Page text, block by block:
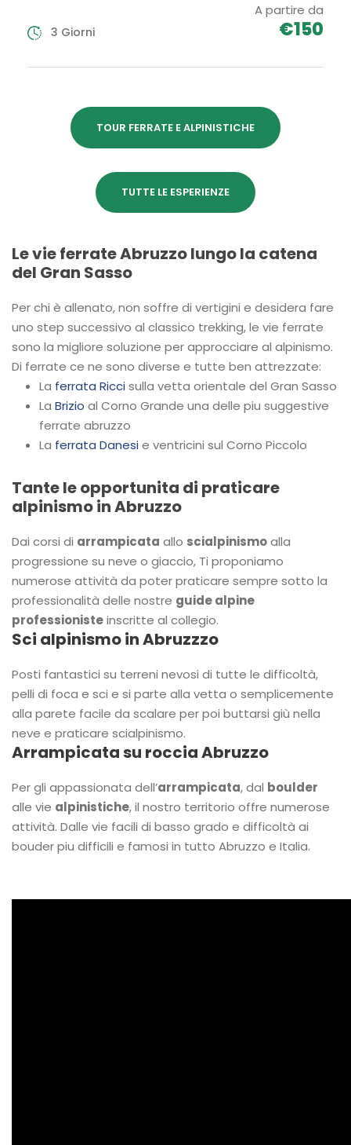
A partire da
€150
3 Giorni
TOUR FERRATE E ALPINISTICHE
TUTTE LE ESPERIENZE
Le vie ferrate Abruzzo lungo la catena
del Gran Sasso
Per chi è allenato, non soffre di vertigini e desidera fare
uno step successivo al classico trekking, le vie ferrate
sono la migliore soluzione per approcciare al alpinismo.
Di ferrate ce ne sono diverse e tutte ben attrezzate:
La ferrata Riccisulla vetta orientale del Gran Sasso
La Brizio al Corno Grande una delle piu suggestive
ferrate abruzzo
La ferrata Danesie ventricini sul Corno Piccolo
Tante le opportunita di praticare
alpinismo in Abruzzo
Dai corsi di arrampicata allo scialpinismoalla
progressione su neve o giaccio, Ti proponiamo
numerose attività da poter praticare sempre sotto la
professionalità delle nostre guide alpine
professionisteinscritte al collegio.
Sci alpinismo in Abruzzzo
Posti fantastici su terreni nevosi di tutte le difficoltà,
pelli di foca e sci e si parte alla vetta o semplicemente
alla parete facile da scalare per poi buttarsi giù nella
neve e praticare scialpinismo.
Arrampicata su roccia Abruzzo
Per gli appassionata dell’arrampicata, dal boulder
alle vie alpinistiche, il nostro territorio offre numerose
attività. Dalle vie facili di basso grado e difficoltà ai
bouder piu difficili e famosi in tutto Abruzzo e Italia.